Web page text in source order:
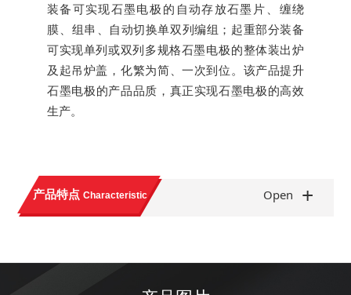
装备可实现石墨电极的自动存放石墨片、缠绕
膜、组串、自动切换单双列编组；起重部分装备
可实现单列或双列多规格石墨电极的整体装出炉
及起吊炉盖，化繁为简、一次到位。该产品提升
石墨电极的产品品质，真正实现石墨电极的高效
生产。
产品特点Characteristic Open +